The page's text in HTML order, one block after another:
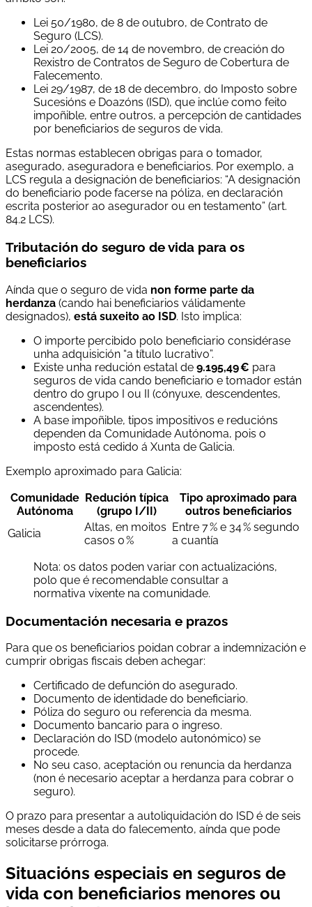
Lei 50/1980, de 8 de outubro, de Contrato de
Seguro (LCS).
Lei 20/2005, de 14 de novembro, de creación do
Rexistro de Contratos de Seguro de Cobertura de
Falecemento.
Lei 29/1987, de 18 de decembro, do Imposto sobre
Sucesións e Doazóns (ISD), que inclúe como feito
impoñible, entre outros, a percepción de cantidades
por beneficiarios de seguros de vida.
Estas normas establecen obrigas para o tomador,
asegurado, aseguradora e beneficiarios. Por exemplo, a
LCS regula a designación de beneficiarios: “A designación
do beneficiario pode facerse na póliza, en declaración
escrita posterior ao asegurador ou en testamento” (art.
84.2 LCS).
Tributación do seguro de vida para os
beneficiarios
Aínda que o seguro de vida non forme parte da
herdanza (cando hai beneficiarios válidamente
designados), está suxeito ao ISD. Isto implica:
O importe percibido polo beneficiario considérase
unha adquisición “a título lucrativo”.
Existe unha redución estatal de 9.195,49 € para
seguros de vida cando beneficiario e tomador están
dentro do grupo I ou II (cónyuxe, descendentes,
ascendentes).
A base impoñible, tipos impositivos e reducións
dependen da Comunidade Autónoma, pois o
imposto está cedido á Xunta de Galicia.
Exemplo aproximado para Galicia:
Comunidade
Autónoma
Redución típica
(grupo I/II)
Tipo aproximado para
outros beneficiarios
Galicia
Altas, en moitos
casos 0 %
Entre 7 % e 34 % segundo
a cuantía
Nota: os datos poden variar con actualizacións,
polo que é recomendable consultar a
normativa vixente na comunidade.
Documentación necesaria e prazos
Para que os beneficiarios poidan cobrar a indemnización e
cumprir obrigas fiscais deben achegar:
Certificado de defunción do asegurado.
Documento de identidade do beneficiario.
Póliza do seguro ou referencia da mesma.
Documento bancario para o ingreso.
Declaración do ISD (modelo autonómico) se
procede.
No seu caso, aceptación ou renuncia da herdanza
(non é necesario aceptar a herdanza para cobrar o
seguro).
O prazo para presentar a autoliquidación do ISD é de seis
meses desde a data do falecemento, aínda que pode
solicitarse prórroga.
Situacións especiais en seguros de
vida con beneficiarios menores ou